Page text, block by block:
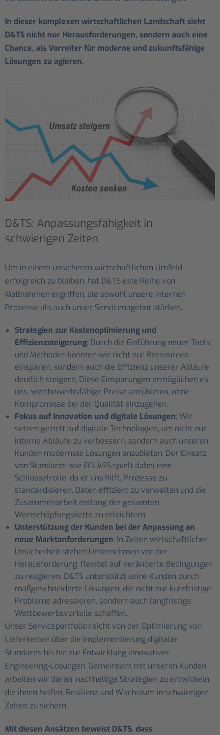
In dieser komplexen wirtschaftlichen Landschaft sieht
D&TS nicht nur Herausforderungen, sondern auch eine
Chance, als Vorreiter für moderne und zukunftsfähige
Lösungen zu agieren.
D&TS: Anpassungsfähigkeit in
schwierigen Zeiten
Um in einem unsicheren wirtschaftlichen Umfeld
erfolgreich zu bleiben, hat D&TS eine Reihe von
Maßnahmen ergriffen, die sowohl unsere internen
Prozesse als auch unser Servicenagebot stärken.
Strategien zur Kostenoptimierung und
Effizienzsteigerung: Durch die Einführung neuer Tools
und Methoden konnten wir nicht nur Ressourcen
einsparen, sondern auch die Effizienz unserer Abläufe
deutlich steigern. Diese Einsparungen ermöglichen es
uns, wettbewerbsfähige Preise anzubieten, ohne
Kompromisse bei der Qualität einzugehen.
Fokus auf Innovation und digitale Lösungen: Wir
setzen gezielt auf digitale Technologien, um nicht nur
interne Abläufe zu verbessern, sondern auch unseren
Kunden modernste Lösungen anzubieten. Der Einsatz
von Standards wie ECLASS spielt dabei eine
Schlüsselrolle, da er uns hilft, Prozesse zu
standardisieren, Daten effizient zu verwalten und die
Zusammenarbeit entlang der gesamten
Wertschöpfungskette zu erleichtern.
Unterstützung der Kunden bei der Anpassung an
neue Marktanforderungen: In Zeiten wirtschaftlicher
Unsicherheit stehen Unternehmen vor der
Herausforderung, flexibel auf veränderte Bedingungen
zu reagieren. D&TS unterstützt seine Kunden durch
maßgeschneiderte Lösungen, die nicht nur kurzfristige
Probleme adressieren, sondern auch langfristige
Wettbewerbsvorteile schaffen.
Unser Serviceportfolio reicht von der Optimierung von
Lieferketten über die Implementierung digitaler
Standards bis hin zur Entwicklung innovativer
Engineering-Lösungen. Gemeinsam mit unseren Kunden
arbeiten wir daran, nachhaltige Strategien zu entwickeln,
die ihnen helfen, Resilienz und Wachstum in schwierigen
Zeiten zu sichern.
Mit diesen Ansätzen beweist D&TS, dass